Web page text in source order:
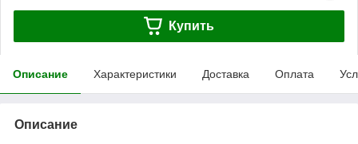
Купить
Описание Характеристики Доставка Оплата
Описание